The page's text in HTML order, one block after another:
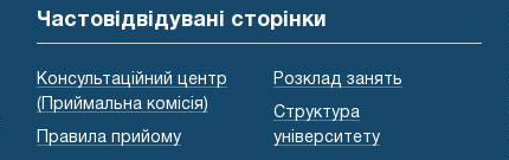
Частовідвідувані сторінки
Консультаційний центр
(Приймальна комісія)
Правила прийому
Розклад занять
Структура
університету